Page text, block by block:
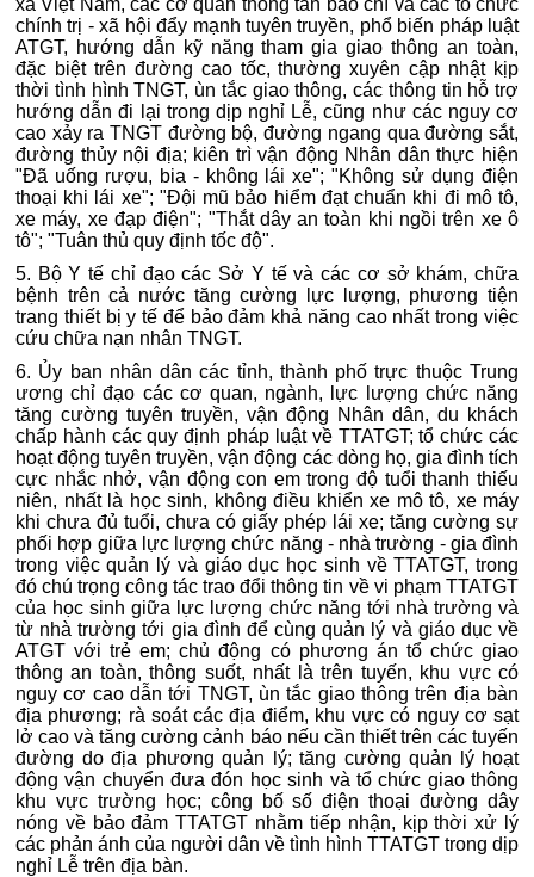
xã Việt Nam, các cơ quan thông tấn báo chí và các tổ chức
chính trị - xã hội đẩy mạnh tuyên truyền, phổ biến pháp luật
ATGT, hướng dẫn kỹ năng tham gia giao thông an toàn,
đặc biệt trên đường cao tốc, thường xuyên cập nhật kịp
thời tình hình TNGT, ùn tắc giao thông, các thông tin hỗ trợ
hướng dẫn đi lại trong dịp nghỉ Lễ, cũng như các nguy cơ
cao xảy ra TNGT đường bộ, đường ngang qua đường sắt,
đường thủy nội địa; kiên trì vận động Nhân dân thực hiện
"Đã uống rượu, bia - không lái xe"; "Không sử dụng điện
thoại khi lái xe"; "Đội mũ bảo hiểm đạt chuẩn khi đi mô tô,
xe máy, xe đạp điện"; "Thắt dây an toàn khi ngồi trên xe ô
tô"; "Tuân thủ quy định tốc độ".
5. Bộ Y tế chỉ đạo các Sở Y tế và các cơ sở khám, chữa
bệnh trên cả nước tăng cường lực lượng, phương tiện
trang thiết bị y tế để bảo đảm khả năng cao nhất trong việc
cứu chữa nạn nhân TNGT.
6. Ủy ban nhân dân các tỉnh, thành phố trực thuộc Trung
ương chỉ đạo các cơ quan, ngành, lực lượng chức năng
tăng cường tuyên truyền, vận động Nhân dân, du khách
chấp hành các quy định pháp luật về TTATGT; tổ chức các
hoạt động tuyên truyền, vận động các dòng họ, gia đình tích
cực nhắc nhở, vận động con em trong độ tuổi thanh thiếu
niên, nhất là học sinh, không điều khiển xe mô tô, xe máy
khi chưa đủ tuổi, chưa có giấy phép lái xe; tăng cường sự
phối hợp giữa lực lượng chức năng - nhà trường - gia đình
trong việc quản lý và giáo dục học sinh về TTATGT, trong
đó chú trọng công tác trao đổi thông tin về vi phạm TTATGT
của học sinh giữa lực lượng chức năng tới nhà trường và
từ nhà trường tới gia đình để cùng quản lý và giáo dục về
ATGT với trẻ em; chủ động có phương án tổ chức giao
thông an toàn, thông suốt, nhất là trên tuyến, khu vực có
nguy cơ cao dẫn tới TNGT, ùn tắc giao thông trên địa bàn
địa phương; rà soát các địa điểm, khu vực có nguy cơ sạt
lở cao và tăng cường cảnh báo nếu cần thiết trên các tuyến
đường do địa phương quản lý; tăng cường quản lý hoạt
động vận chuyển đưa đón học sinh và tổ chức giao thông
khu vực trường học; công bố số điện thoại đường dây
nóng về bảo đảm TTATGT nhằm tiếp nhận, kịp thời xử lý
các phản ánh của người dân về tình hình TTATGT trong dịp
nghỉ Lễ trên địa bàn.